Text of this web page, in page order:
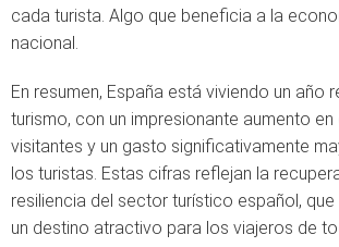
cada turista. Algo que beneficia a la
nacional.
En resumen, España está viviendo un año
turismo, con un impresionante aumento en
visitantes y un gasto significativamente
los turistas. Estas cifras reflejan la
resiliencia del sector turístico español,
un destino atractivo para los viajeros de